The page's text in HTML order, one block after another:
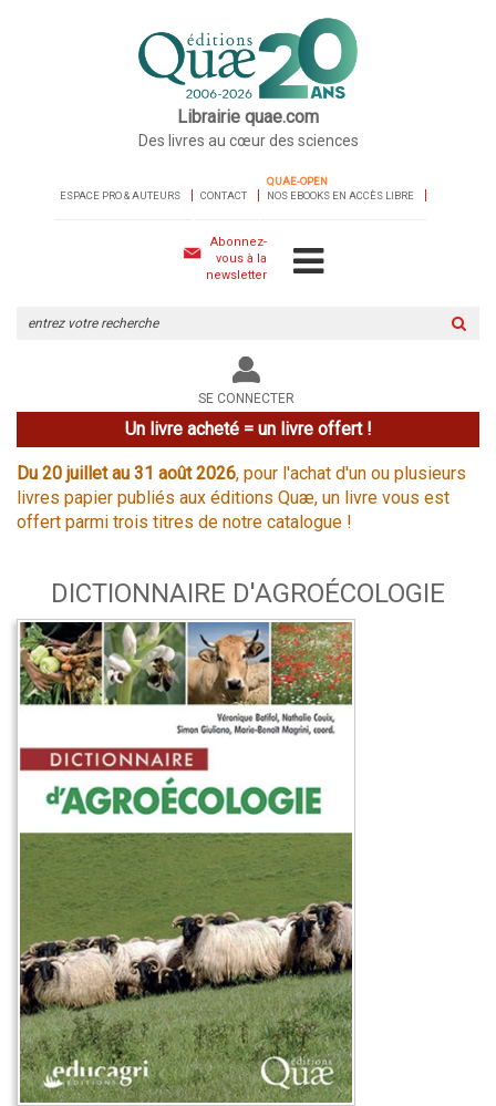
Librairie quae.com
Des livres au cœur des sciences
ESPACE PRO & AUTEURS CONTACT
QUAE-OPEN
NOS EBOOKS EN ACCÈS LIBRE
Abonnez-
vous à la
newsletter
le
site
SE CONNECTER
Un livre acheté = un livre offert !
Du 20 juillet au 31 août 2026, pour l'achat d'un ou plusieurs
livres papier publiés aux éditions Quæ, un livre vous est
offert parmi trois titres de notre catalogue !
DICTIONNAIRE D'AGROÉCOLOGIE